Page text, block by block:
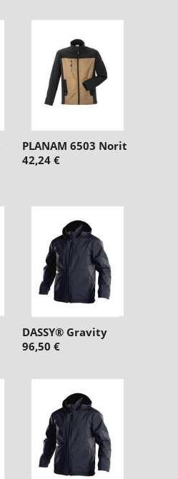
PLANAM 6503 Norit
42,24 €
DASSY® Gravity
96,50 €